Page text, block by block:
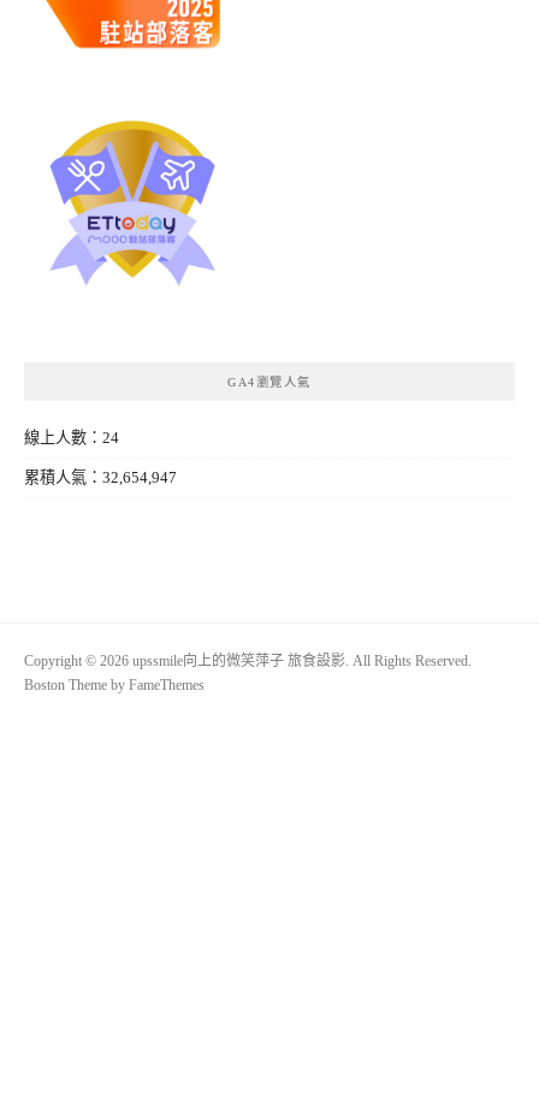
GA4瀏覽人氣
線上人數：24
累積人氣：32,654,947
Copyright © 2026 upssmile向上的微笑萍子 旅食設影. All Rights Reserved.
Boston Theme by FameThemes